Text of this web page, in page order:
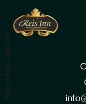
PREVIOUS ARTICLE